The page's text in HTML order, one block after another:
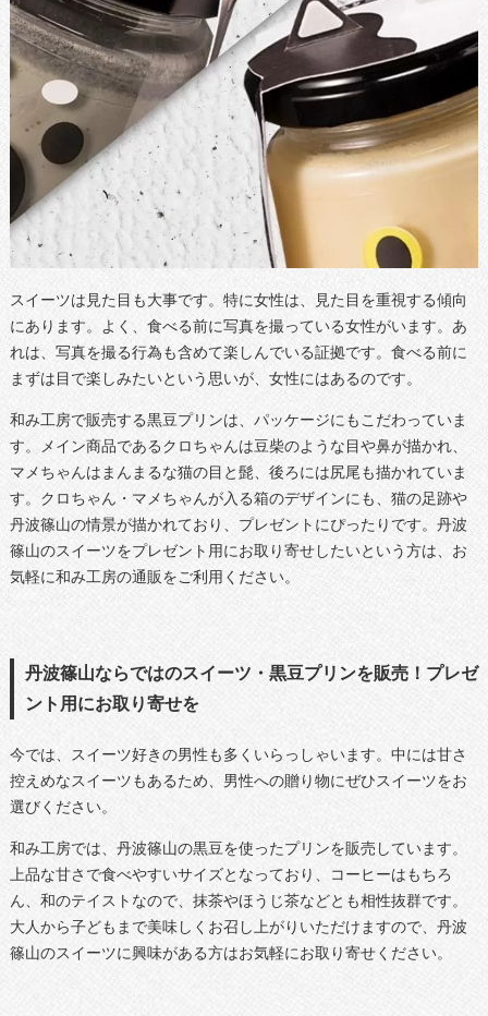
スイーツは見た目も大事です。特に女性は、見た目を重視する傾向
にあります。よく、食べる前に写真を撮っている女性がいます。あ
れは、写真を撮る行為も含めて楽しんでいる証拠です。食べる前に
まずは目で楽しみたいという思いが、女性にはあるのです。
和み工房で販売する黒豆プリンは、パッケージにもこだわっていま
す。メイン商品であるクロちゃんは豆柴のような目や鼻が描かれ、
マメちゃんはまんまるな猫の目と髭、後ろには尻尾も描かれていま
す。クロちゃん・マメちゃんが入る箱のデザインにも、猫の足跡や
丹波篠山の情景が描かれており、プレゼントにぴったりです。丹波
篠山のスイーツをプレゼント用にお取り寄せしたいという方は、お
気軽に和み工房の通販をご利用ください。
丹波篠山ならではのスイーツ・黒豆プリンを販売！プレゼ
ント用にお取り寄せを
今では、スイーツ好きの男性も多くいらっしゃいます。中には甘さ
控えめなスイーツもあるため、男性への贈り物にぜひスイーツをお
選びください。
和み工房では、丹波篠山の黒豆を使ったプリンを販売しています。
上品な甘さで食べやすいサイズとなっており、コーヒーはもちろ
ん、和のテイストなので、抹茶やほうじ茶などとも相性抜群です。
大人から子どもまで美味しくお召し上がりいただけますので、丹波
篠山のスイーツに興味がある方はお気軽にお取り寄せください。